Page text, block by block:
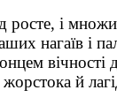
росте, і
нагаїв і
вічності
й